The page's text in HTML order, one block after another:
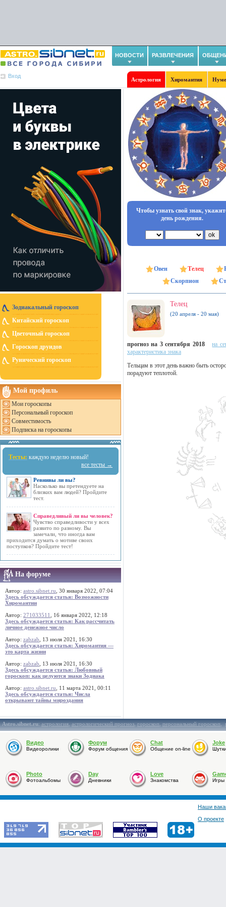
НОВОСТИ РАЗВЛЕЧЕНИЯ
Вход
Астрология Хиромантия
Зодиакальный гороскоп
Китайский гороскоп
Цветочный гороскоп
Гороскоп друидов
Рунический гороскоп
Мой профиль
Мои гороскопы
Персональный гороскоп
Совместимость
Подписка на гороскопы
Тесты: каждую неделю новый!
все тесты →
Ревнивы ли вы?
Насколько вы претендуете на
близких вам людей? Пройдите
тест.
Справедливый ли вы человек?
Чувство справедливости у всех
развито по разному. Вы
замечали, что иногда вам
приходится думать о мотиве своих
поступков? Пройдите тест!
На форуме
Автор: astro.sibnet.ru , 30 января 2022, 07:04
Здесь обсуждается статья: Возможности
Хиромантии
Автор: 271033511
, 16 января 2022, 12:18
Здесь обсуждается статья: Как рассчитать
личное денежное число
Автор: zabzab , 13 июля 2021, 16:30
Здесь обсуждается статья: Хиромантия —
это карта жизни
Автор: zabzab , 13 июля 2021, 16:30
Здесь обсуждается статья: Любовный
гороскоп: как целуются знаки Зодиака
Автор: astro.sibnet.ru , 11 марта 2021, 00:11
Здесь обсуждается статья: Числа
открывают тайны мироздания
Чтобы узнать свой знак,
день рождения.
Овен Телец
Скорпион
Телец
(20 апреля - 20 мая)
прогноз на 3 сентября 2018
на
характеристика знака
Тельцам в этот день важно быть
порадуют теплотой.
Astro.sibnet.ru:астрология,астрологический прогноз,гороскоп,персональный гороскоп,
Видео
Видеоролики
Форум
Форум общения
Chat
Общение on-line
Joke
Photo
Фотоальбомы
Day
Дневники
Love
Знакомства Игры
Наши
О проекте